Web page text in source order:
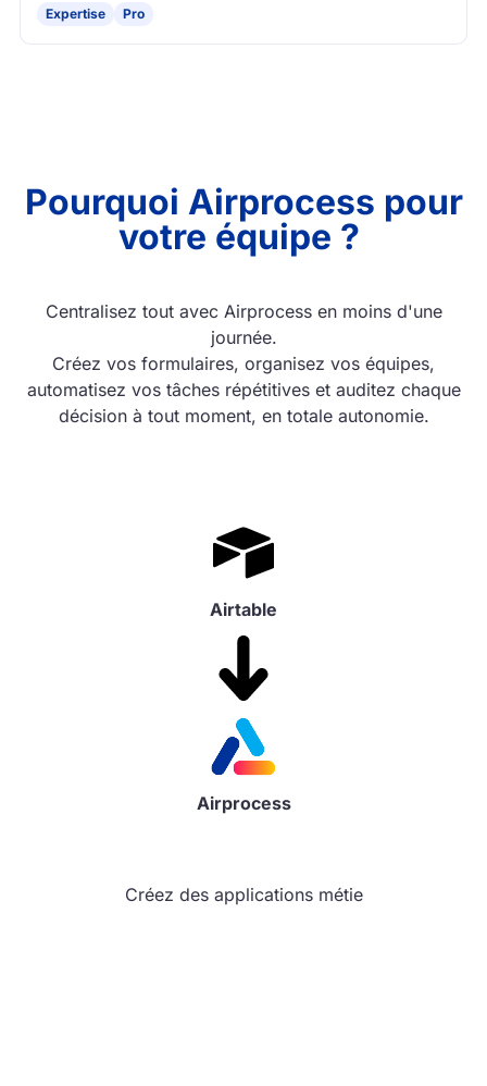
Expertise Pro
Pourquoi Airprocess pour
votre équipe ?
Centralisez tout avec Airprocess en moins d'une
journée.
Créez vos formulaires, organisez vos équipes,
automatisez vos tâches répétitives et auditez chaque
décision à tout moment, en totale autonomie.
Airtable
Airprocess
Créez des applications métiers riches et
personnalisées.